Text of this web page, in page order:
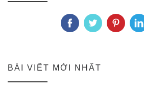
BÀI VIẾT MỚI NHẤT